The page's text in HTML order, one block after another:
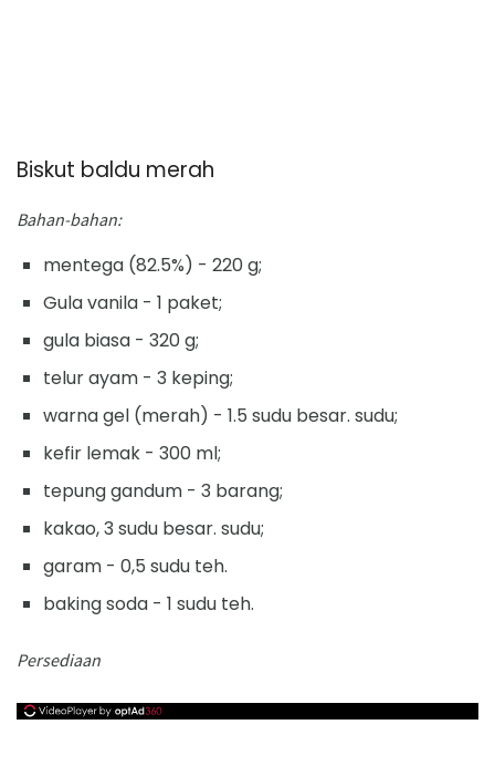
Biskut baldu merah
Bahan-bahan:
mentega (82.5%) - 220 g;
Gula vanila - 1 paket;
gula biasa - 320 g;
telur ayam - 3 keping;
warna gel (merah) - 1.5 sudu besar. sudu;
kefir lemak - 300 ml;
tepung gandum - 3 barang;
kakao, 3 sudu besar. sudu;
garam - 0,5 sudu teh.
baking soda - 1 sudu teh.
Persediaan